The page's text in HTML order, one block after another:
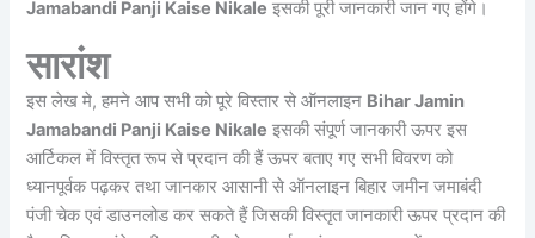
Jamabandi Panji Kaise Nikale इसकी पूरी जानकारी जान गए होंगे।
सारांश
इस लेख मे, हमने आप सभी को पूरे विस्तार से ऑनलाइन Bihar Jamin
Jamabandi Panji Kaise Nikale इसकी संपूर्ण जानकारी ऊपर इस
आर्टिकल में विस्तृत रूप से प्रदान की हैं ऊपर बताए गए सभी विवरण को
ध्यानपूर्वक पढ़कर तथा जानकार आसानी से ऑनलाइन बिहार जमीन जमाबंदी
पंजी चेक एवं डाउनलोड कर सकते हैं जिसकी विस्तृत जानकारी ऊपर प्रदान की